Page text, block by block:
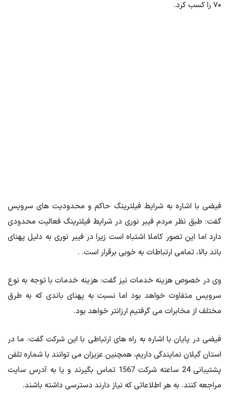
۷۰ را کسب کرد.
فیضی با اشاره به شرایط فیلترینگ حاکم و محدودیت های سرویس
گفت: طبق نظر مردم فیبر نوری در شرایط فیلترینگ فعالیت محدودی
دارد اما این تصور کاملا اشتباه است زیرا در فیبر نوری به دلیل پهنای
باند بالا، تمامی ارتباطات به خوبی برقرار است. .
وی در خصوص هزینه خدمات نیز گفت: هزینه خدمات با توجه به نوع
سرویس متفاوت خواهد بود اما نسبت به پهنای باندی که به طرق
مختلف از مخابرات می گرفتیم ارزانتر خواهد بود.
فیضی در پایان با اشاره به راه های ارتباطی با این شرکت گفت: ما در
استان گیلان نمایندگی داریم، همچنین عزیزان می توانند با شماره تلفن
پشتیبانی 24 ساعته شرکت 1567 تماس بگیرند و یا به آدرس سایت
مراجعه کنند. به هر اطلاعاتی که نیاز دارند دسترسی داشته باشند.